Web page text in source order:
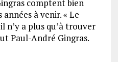
comptent bien
à venir. « Le
n’y a plus qu’à trouver
Paul-André Gingras.